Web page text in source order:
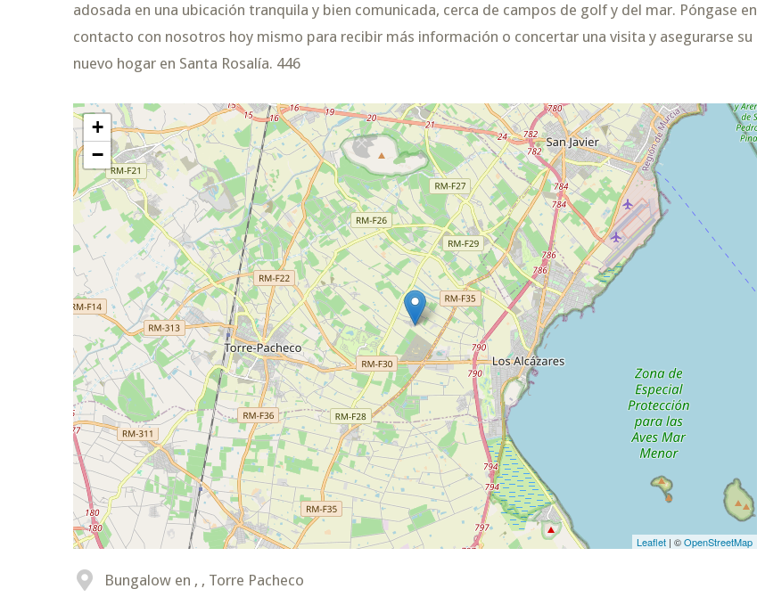
adosada en una ubicación tranquila y bien comunicada, cerca de campos de golf y del mar. Póngase en
contacto con nosotros hoy mismo para recibir más información o concertar una visita y asegurarse su
nuevo hogar en Santa Rosalía. 446
+
−
Leaflet | ©OpenStreetMap
Bungalow en , , Torre Pacheco